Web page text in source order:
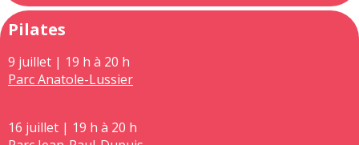
Pilates
9 juillet | 19 h à 20 h
Parc Anatole-Lussier
16 juillet | 19 h à 20 h